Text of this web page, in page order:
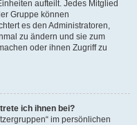
aufteilt. Jedes Mitglied
Gruppe können
es den Administratoren,
zu ändern und sie zum
oder ihnen Zugriff zu
ich ihnen bei?
im persönlichen